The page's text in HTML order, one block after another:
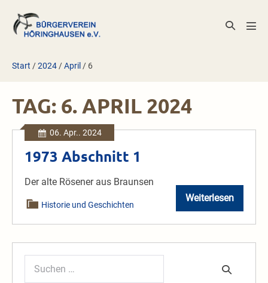
Inhalt
springen
Suche-
Start /2024/April / 6
TAG: 6. APRIL 2024
06. Apr.. 2024
1973 Abschnitt 1
Der alte Rösener aus Braunsen
Weiterlesen
1973
Abschnitt
1
Historie und Geschichten
Suchen